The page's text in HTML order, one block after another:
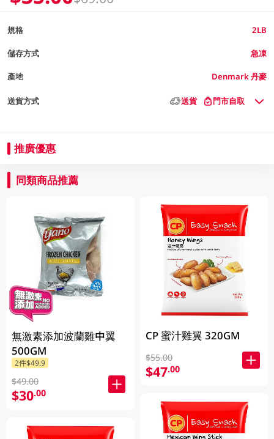
規格 2LB
儲存方式 急凍
產地 Denmark 丹麥
送貨方式 送貨 門市自取
推廣優惠
同類商品推薦
無激素添加波蘭雞中翼
500GM
2件$49.9
$49.00
$30.00
CP 蜜汁雞翼 320GM
$55.00
$47.00